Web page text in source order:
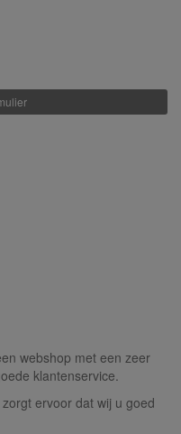
webshop met een zeer
klantenservice.
ervoor dat wij u goed